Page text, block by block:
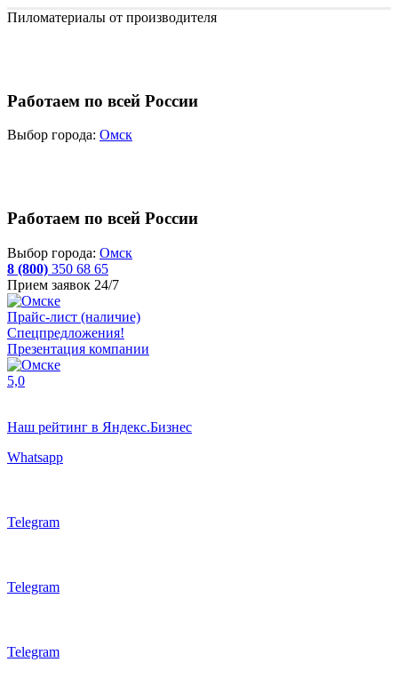
Пиломатериалы от производителя
Работаем по всей России
Выбор города: Омск
Работаем по всей России
Выбор города: Омск
8 (800) 350 68 65
Прием заявок 24/7
Прайс-лист (наличие)
Спецпредложения!
Презентация компании
5,0
Наш рейтинг в Яндекс.Бизнес
Whatsapp
Telegram
Telegram
Telegram